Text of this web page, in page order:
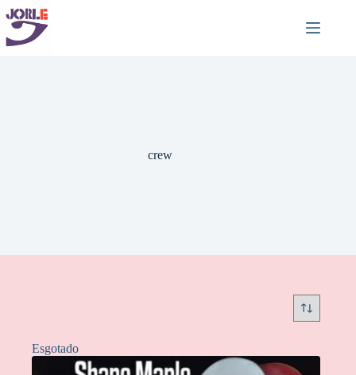
Pular
para
conteúdo
crew
Esgotado